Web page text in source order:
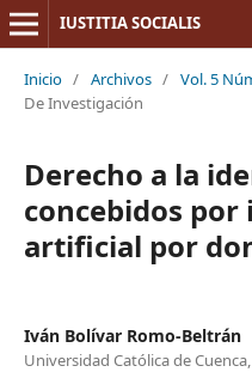
IUSTITIA SOCIALIS
Inicio / Archivos / Vol. 5
De Investigación
Derecho a la
concebidos
artificial por
Iván Bolívar Romo-Beltrán
Universidad Católica de